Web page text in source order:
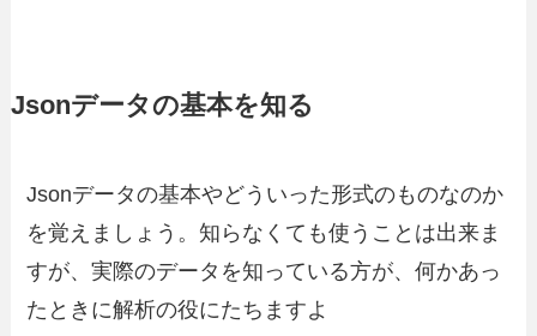
Jsonデータの基本を知る
Jsonデータの基本やどういった形式のものなのか
を覚えましょう。知らなくても使うことは出来ま
すが、実際のデータを知っている方が、何かあっ
たときに解析の役にたちますよ